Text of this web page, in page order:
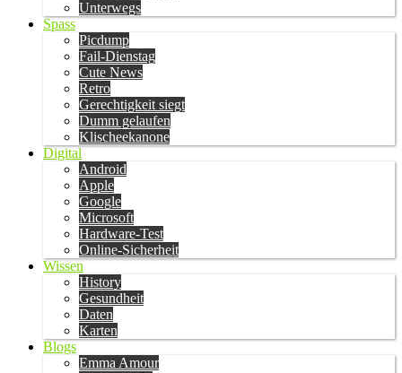
Unterwegs
Spass
Picdump
Fail-Dienstag
Cute News
Retro
Gerechtigkeit siegt
Dumm gelaufen
Klischeekanone
Digital
Android
Apple
Google
Microsoft
Hardware-Test
Online-Sicherheit
Wissen
History
Gesundheit
Daten
Karten
Blogs
Emma Amour